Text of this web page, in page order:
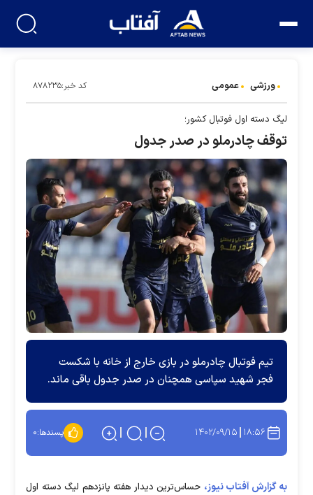
ورزشی عمومی کد خبر:۸۷۸۲۳۵
لیگ دسته اول فوتبال کشور؛
توقف چادرملو در صدر جدول
تیم فوتبال چادرملو در بازی خارج از خانه با شکست
فجر شهید سپاسی همچنان در صدر جدول باقی ماند.
۱۸:۵۶ ۱۴۰۲/۰۹/۱۵ پسندها:۰
به گزارش آفتاب نیوز، حساس‌ترین دیدار هفته پانزدهم لیگ دسته اول